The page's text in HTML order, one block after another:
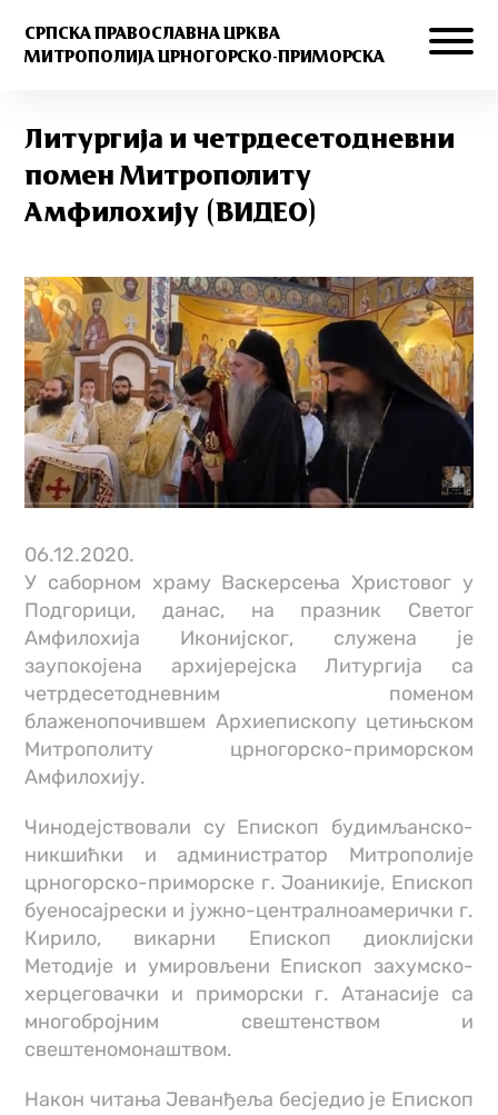
СРПСКА ПРАВОСЛАВНА ЦРКВА
МИТРОПОЛИЈА ЦРНОГОРСКО-ПРИМОРСКА
Литургија и четрдесетодневни
помен Митрополиту
Амфилохију (ВИДЕО)
06.12.2020.
У саборном храму Васкерсења Христовог у
Подгорици, данас, на празник Светог
Амфилохија Иконијског, служена је
заупокојена архијерејска Литургија са
четрдесетодневним поменом
блаженопочившем Архиепископу цетињском
Митрополиту црногорско-приморском
Амфилохију.
Чинодејствовали су Епископ будимљанско-
никшићки и администратор Митрополије
црногорско-приморске г. Јоаникије, Епископ
буеносајрески и јужно-централноамерички г.
Кирило, викарни Епископ диоклијски
Методије и умировљени Епископ захумско-
херцеговачки и приморски г. Атанасије са
многобројним свештенством и
свештеномонаштвом.
Након читања Јеванђеља бесједио је Епископ